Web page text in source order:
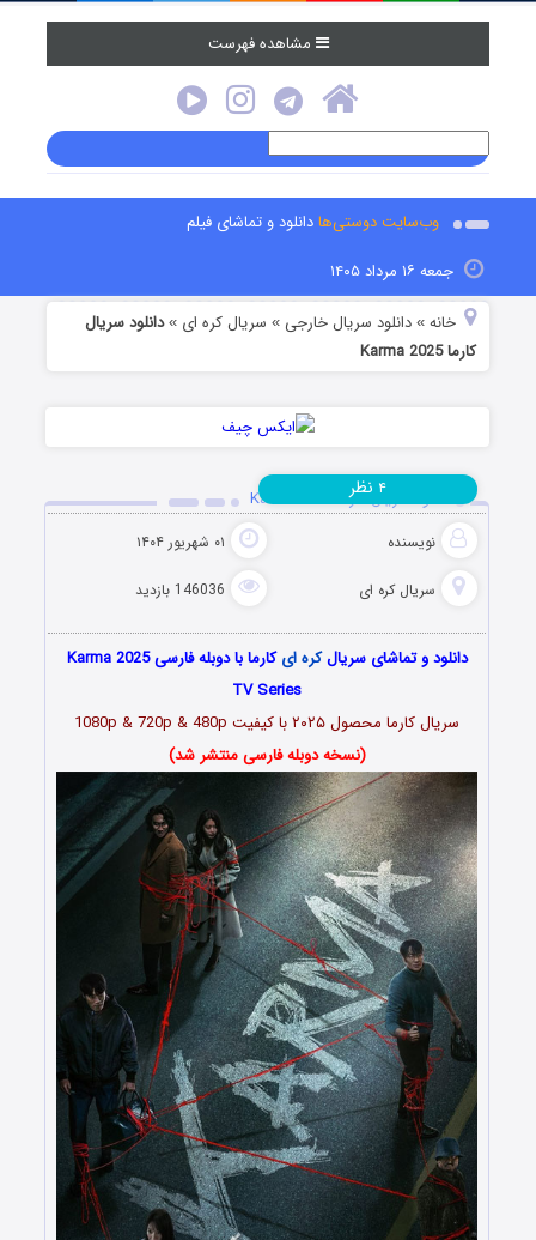
مشاهده فهرست
وب‌سایت دوستی‌هادانلود و تماشای فیلم
جمعه ۱۶ مرداد ۱۴۰۵
خانه »دانلود سریال خارجی » سریال کره ای »دانلود سریال
کارما Karma 2025
دانلود سریال کارما Karma 2025
نویسنده ۰۱ شهریور ۱۴۰۴
سریال کره ای 146036 بازدید
۴ نظر
دانلود و تماشای سریالکره ای
کارما با دوبله فارسی Karma 2025
TV Series
سریال کارما محصول ۲۰۲۵ با کیفیت 1080p & 720p & 480p
(نسخه دوبله فارسی منتشر شد)